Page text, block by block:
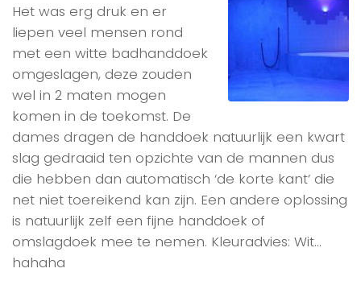
Het was erg druk en er
liepen veel mensen rond
met een witte badhanddoek
omgeslagen, deze zouden
wel in 2 maten mogen
komen in de toekomst. De
dames dragen de handdoek natuurlijk een kwart
slag gedraaid ten opzichte van de mannen dus
die hebben dan automatisch ‘de korte kant’ die
net niet toereikend kan zijn. Een andere oplossing
is natuurlijk zelf een fijne handdoek of
omslagdoek mee te nemen. Kleuradvies: Wit…
hahaha